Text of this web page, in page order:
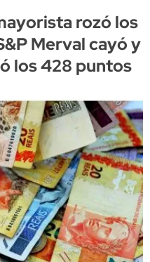
rozó los
Merval cayó y
los 428 puntos